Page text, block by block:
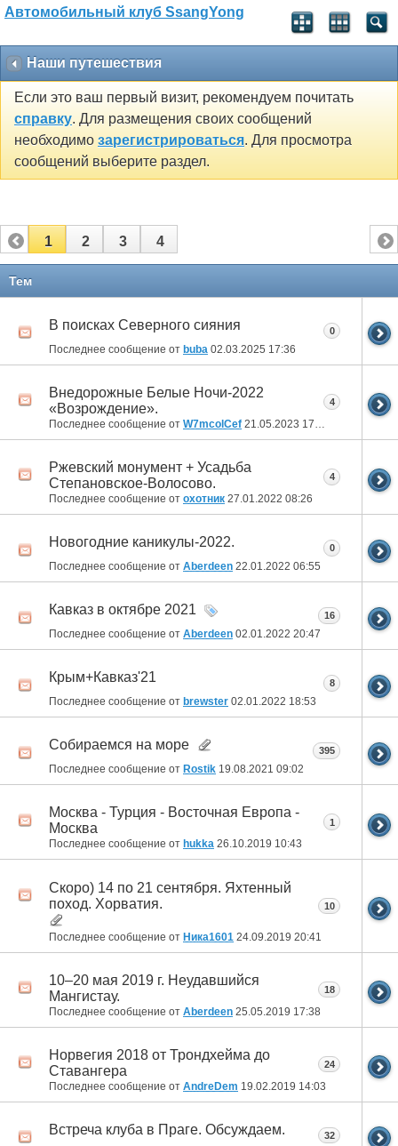
Автомобильный клуб SsangYong
Наши путешествия
Если это ваш первый визит, рекомендуем почитать
справку. Для размещения своих сообщений
необходимо зарегистрироваться. Для просмотра
сообщений выберите раздел.
1 2 3 4
Тем
В поисках Северного сияния
Последнее сообщение от buba 02.03.2025 17:36
0
Внедорожные Белые Ночи-2022
«Возрождение».
Последнее сообщение от W7mcolCef 21.05.2023 17:01
4
Ржевский монумент + Усадьба
Степановское-Волосово.
Последнее сообщение от охотник 27.01.2022 08:26
4
Новогодние каникулы-2022.
Последнее сообщение от Aberdeen 22.01.2022 06:55
0
Кавказ в октябре 2021
Последнее сообщение от Aberdeen 02.01.2022 20:47
16
Крым+Кавказ'21
Последнее сообщение от brewster 02.01.2022 18:53
8
Собираемся на море
Последнее сообщение от Rostik 19.08.2021 09:02
395
Москва - Турция - Восточная Европа -
Москва
Последнее сообщение от hukka 26.10.2019 10:43
1
Скоро) 14 по 21 сентября. Яхтенный
поход. Хорватия.
Последнее сообщение от Ника1601 24.09.2019 20:41
10
10–20 мая 2019 г. Неудавшийся
Мангистау.
Последнее сообщение от Aberdeen 25.05.2019 17:38
18
Норвегия 2018 от Трондхейма до
Ставангера
Последнее сообщение от AndreDem 19.02.2019 14:03
24
Встреча клуба в Праге. Обсуждаем. 32